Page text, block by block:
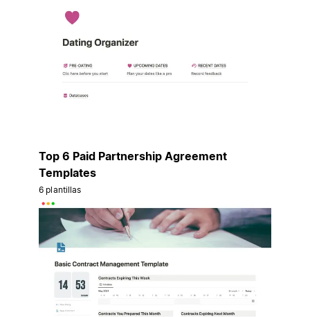
Top 6 Paid Partnership Agreement
Templates
6 plantillas